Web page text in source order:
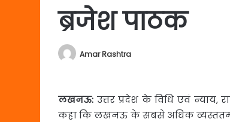
ब्रजेश पाठक
Amar Rashtra
लखनऊ: उत्तर प्रदेश के विधि एवं न्याय,
कहा कि लखनऊ के सबसे अधिक व्यस्ततम्